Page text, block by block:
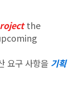
the
요구 사항을 기획